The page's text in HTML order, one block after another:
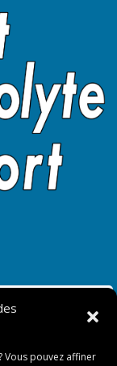
Vous pouvez affiner
CONTACTER